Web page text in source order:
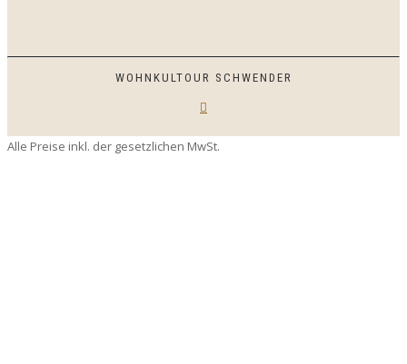
WOHNKULTOUR SCHWENDER
Alle Preise inkl. der gesetzlichen MwSt.